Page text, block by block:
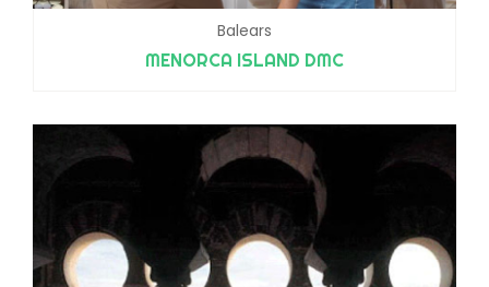
Balears
MENORCA ISLAND DMC